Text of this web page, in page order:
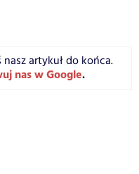
artykuł do końca.
nas w Google.